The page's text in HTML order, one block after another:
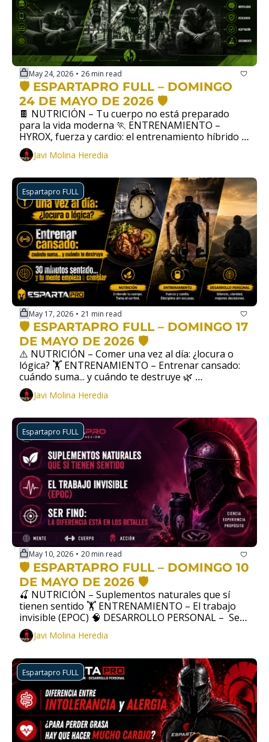
May 24, 2026 • 26 min read
🛡️ ESPARTAPRO FULL – DOMINGO
24 DE MAYO DE 2026 🛡️
🍫 NUTRICIÓN – Tu cuerpo no está preparado
para la vida moderna 🏃 ENTRENAMIENTO –
HYROX, fuerza y cardio: el entrenamiento híbrido
que está arrasando 🏆 DESARROLLO PERSONAL –
Saber perder: una habilidad que casi nadie entrena
Javi Molina Heredia
Espartapro FULL
May 17, 2026 • 21 min read
🛡️ ESPARTAPRO FULL – DOMINGO 17
DE MAYO DE 2026 🛡️
⚠️ NUTRICIÓN – Comer una vez al día: ¿locura o
lógica? 🏋️ ENTRENAMIENTO – Entrenar cansado:
cuándo suma... y cuándo te destruye 🌿
DESARROLLO PERSONAL –  30 minutos sentado...
Javi Molina Heredia
Espartapro FULL
May 10, 2026 • 20 min read
🛡️ ESPARTAPRO FULL – DOMINGO 10
DE MAYO DE 2026 🛡️
🍒 NUTRICIÓN – Suplementos naturales que sí
tienen sentido 🏋️ ENTRENAMIENTO – El trabajo
invisible (EPOC) 🧠 DESARROLLO PERSONAL –  Ser
fino: la diferencia está en los detalles
Javi Molina Heredia
Espartapro FULL